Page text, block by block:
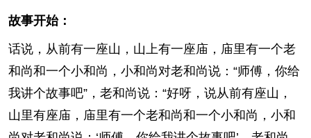
故事开始：
话说，从前有一座山，山上有一座庙，庙里有一个老
和尚和一个小和尚，小和尚对老和尚说：“师傅，你给
我讲个故事吧”，老和尚说：“好呀，说从前有座山，
山里有座庙，庙里有一个老和尚和一个小和尚，小和